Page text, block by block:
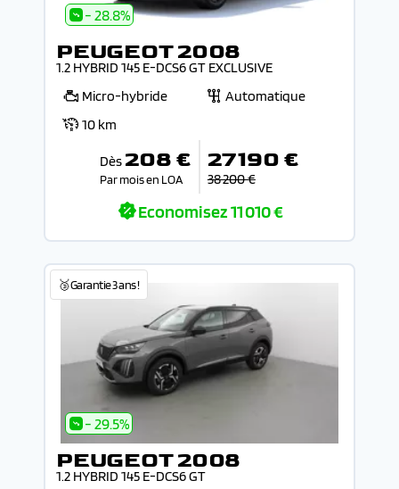
- 28.8%
PEUGEOT 2008
1.2 HYBRID 145 E-DCS6 GT EXCLUSIVE
Micro-hybride
Automatique
10 km
Dès 208 €
Par mois en LOA
27 190 €
38 200 €
Economisez11 010 €
🥉Garantie 3 ans !
- 29.5%
PEUGEOT 2008
1.2 HYBRID 145 E-DCS6 GT